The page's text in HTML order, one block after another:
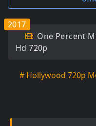
One Percent
Hd 720p
2017
# Hollywood 720p